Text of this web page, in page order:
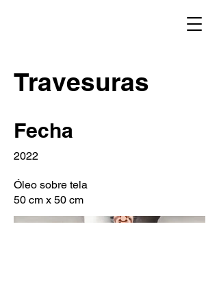
Travesuras
Fecha
2022
Óleo sobre tela
50 cm x 50 cm